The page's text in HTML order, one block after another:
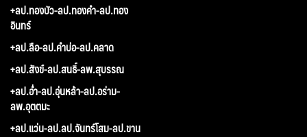
+ลป.ทองบัว-ลป.ทองคำ-ลป.ทอง
อินทร์
+ลป.ลือ-ลป.คำบ่อ-ลป.คลาด
+ลป.สังข์-ลป.สนธิ์-ลพ.สุบรรณ
+ลป.อ่ำ-ลป.อุ่นหล้า-ลป.อร่าม-
ลพ.อุตตมะ
+ลป.แว่น-ลป.ลป.จันทร์โสม-ลป.ขาน